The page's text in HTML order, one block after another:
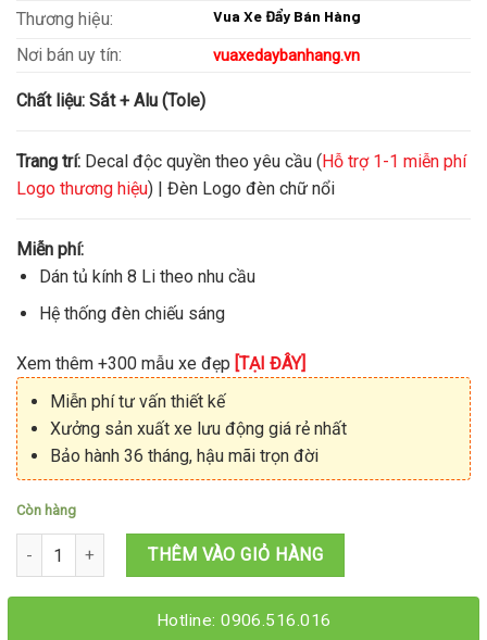
Thương hiệu:
Vua Xe Đẩy Bán Hàng
Nơi bán uy tín: vuaxedaybanhang.vn
Chất liệu: Sắt + Alu (Tole)
Trang trí: Decal độc quyền theo yêu cầu (Hỗ trợ 1-1 miễn phí
Logo thương hiệu) | Đèn Logo đèn chữ nổi
Miễn phí:
Dán tủ kính 8 Li theo nhu cầu
Hệ thống đèn chiếu sáng
Xem thêm +300 mẫu xe đẹp [TẠI ĐÂY]
Miễn phí tư vấn thiết kế
Xưởng sản xuất xe lưu động giá rẻ nhất
Bảo hành 36 tháng, hậu mãi trọn đời
Còn hàng
Xe sinh tố nước ép 1M4x60x2M số lượng
THÊM VÀO GIỎ HÀNG
Hotline: 0906.516.016